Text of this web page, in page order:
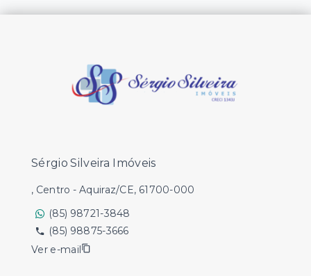
Sérgio Silveira Imóveis
, Centro - Aquiraz/CE, 61700-000
(85) 98721-3848
(85) 98875-3666
Ver e-mail